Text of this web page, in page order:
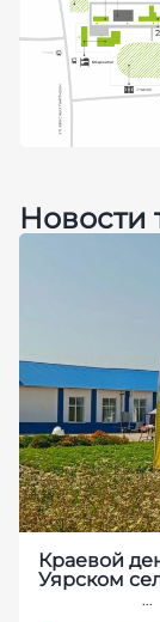
Новости
Краевой
Уярском
...